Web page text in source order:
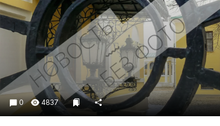
Криминал
Культура
Недвижимость и ЖКХ
Образование
Общество
Погода
Праздники
Происшествия
0 4837